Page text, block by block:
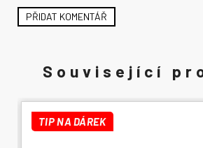
TIP NA DÁREK
PŘIDAT KOMENTÁŘ